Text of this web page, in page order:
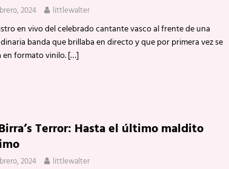
2024 littlewalter
en vivo del celebrado cantante vasco al frente de una
banda que brillaba en directo y que por primera vez se
en formato vinilo.[…]
Terror: Hasta el último maldito
2024 littlewalter